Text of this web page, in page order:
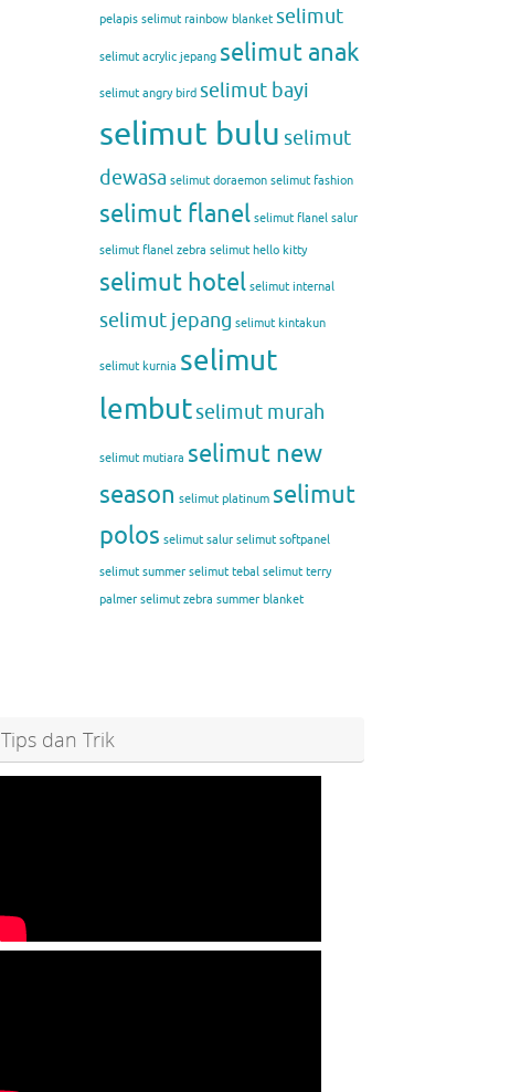
pelapis selimut rainbow blanket selimut
selimut acrylic jepang selimut anak
selimut angry bird selimut bayi
selimut bulu selimut
dewasa selimut doraemon selimut fashion
selimut flanel selimut flanel salur
selimut flanel zebra selimut hello kitty
selimut hotel selimut internal
selimut jepang selimut kintakun
selimut kurnia selimut
lembutselimut murah
selimut mutiara selimut new
season selimut platinum selimut
polos selimut salur selimut softpanel
selimut summer selimut tebal selimut terry
palmer selimut zebra summer blanket
Tips dan Trik